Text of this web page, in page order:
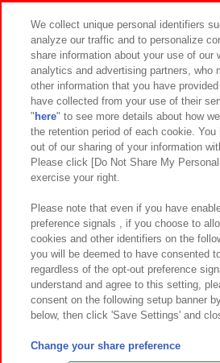
イベント・キャンペーン
関連会社 サステナビリティ
プライバシーポリシー ウェブアクセ
お取引先さまとともに
カスタマーハラスメント対応方針 よく
©Bandai Namco
©Bandai Namco Amusement
We collect unique personal identifiers
analyze our traffic and to personalize
share information about your use of our
analytics and advertising partners, who
other information that you have
have collected from your use of their
" here" to see more details about how
the retention period of each cookie.
out of our sharing of your information
Please click [Do Not Share My
exercise your right.
Please note that even if you have
preference signals , if you choose to
cookies and other identifiers on the
you will be deemed to have consented
regardless of the opt-out preference
understand and agree to this setting,
consent on the following setup banner
below, then click 'Save Settings' and
Change your share preference